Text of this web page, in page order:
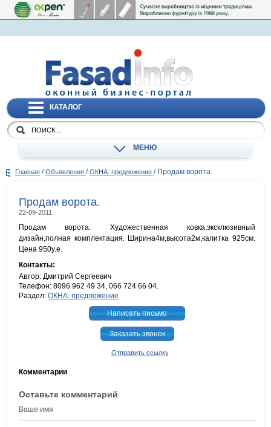
КАТАЛОГ
МЕНЮ
Главная / Объявления / ОКНА: предложение / Продам ворота.
Продам ворота.
22-09-2011
Продам ворота. Художественная ковка,эксклюзивный
дизайн,полная комплектация. Ширина4м,высота2м,калитка 925см.
Цена 950у.е.
Контакты:
Автор: Дмитрий Сергеевич
Телефон: 8096 962 49 34, 066 724 66 04.
Раздел: ОКНА: предложение
Написать письмо
Заказать звонок
Отправить ссылку
Комментарии
Оставьте комментарий
Ваше имя